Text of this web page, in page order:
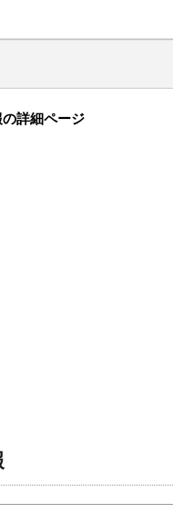
詳細ページ